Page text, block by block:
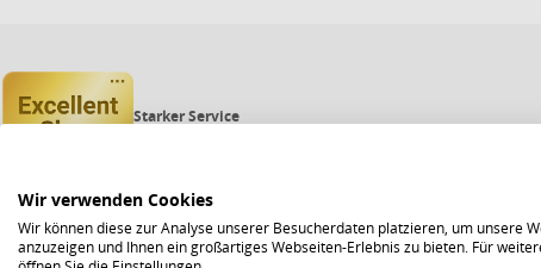
Starker Service
Um das Trusted Shops Gütesiegel zu tragen, müssen
Bewährte Sicherheit
Jede Bestellung ist durch den Trusted Shops Käuferschutz
Wir verwenden Cookies
Wir können diese zur Analyse unserer Besucherdaten platzieren, um unsere
anzuzeigen und Ihnen ein großartiges Webseiten-Erlebnis zu bieten. Für